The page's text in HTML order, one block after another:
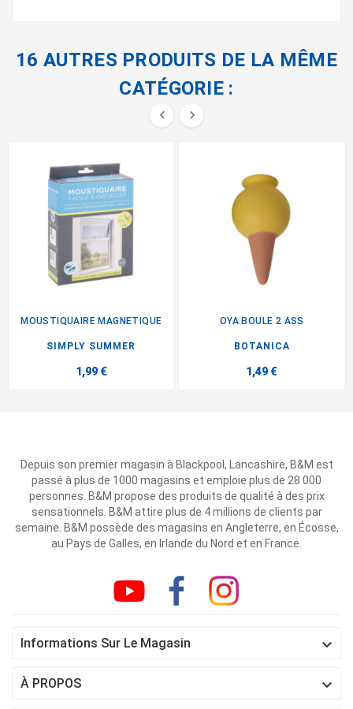
16 AUTRES PRODUITS DE LA MÊME
CATÉGORIE :
 
MOUSTIQUAIRE MAGNETIQUE
SIMPLY SUMMER
1,99 €
OYA BOULE 2 ASS
BOTANICA
1,49 €
Depuis son premier magasin à Blackpool, Lancashire, B&M est
passé à plus de 1000 magasins et emploie plus de 28 000
personnes. B&M propose des produits de qualité à des prix
sensationnels. B&M attire plus de 4 millions de clients par
semaine. B&M possède des magasins en Angleterre, en Écosse,
au Pays de Galles, en Irlande du Nord et en France.
Informations Sur Le Magasin 
À PROPOS 